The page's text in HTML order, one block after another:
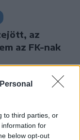
to third parties, or
for
below opt-out
az
az FK-nak
készül az
szerint